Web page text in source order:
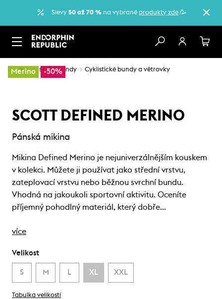
Slevy 50 až 70 % na vybrané produkty zde.🥳
Merino -50%
… Cyklistické bundy Cyklistické bundy a větrovky
SCOTT DEFINED MERINO
Pánská mikina
Mikina Defined Merino je nejuniverzálnějším kouskem
v kolekci. Můžete ji používat jako střední vrstvu,
zateplovací vrstvu nebo běžnou svrchní bundu.
Vhodná na jakoukoli sportovní aktivitu. Oceníte
příjemný pohodlný materiál, který dobře…
více
Velikost
S M L XL XXL
Tabulka velikostí